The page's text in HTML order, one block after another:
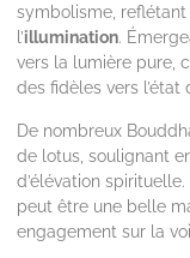
symbolisme,
l’illumination.
vers la lumière pure,
des fidèles vers
De nombreux
de lotus, soulignant
d’élévation
peut être une belle
engagement sur la